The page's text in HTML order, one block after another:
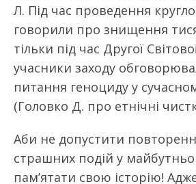
Л. Під час проведення
говорили про знищення
тільки під час Другої
учасники заходу
питання геноциду у
(Головко Д. про етнічні
Аби не допустити
страшних подій у
пам’ятати свою історію!